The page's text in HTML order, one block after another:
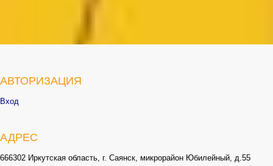
АВТОРИЗАЦИЯ
Вход
АДРЕС
666302 Иркутская область, г. Саянск, микрорайон Юбилейный, д.55